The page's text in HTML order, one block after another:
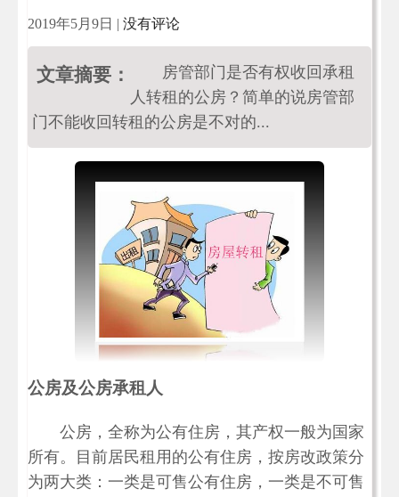
2019年5月9日 | 没有评论
文章摘要：
房管部门是否有权收回承租
人转租的公房？简单的说房管部
门不能收回转租的公房是不对的...
公房及公房承租人
公房，全称为公有住房，其产权一般为国家
所有。目前居民租用的公有住房，按房改政策分
为两大类：一类是可售公有住房，一类是不可售